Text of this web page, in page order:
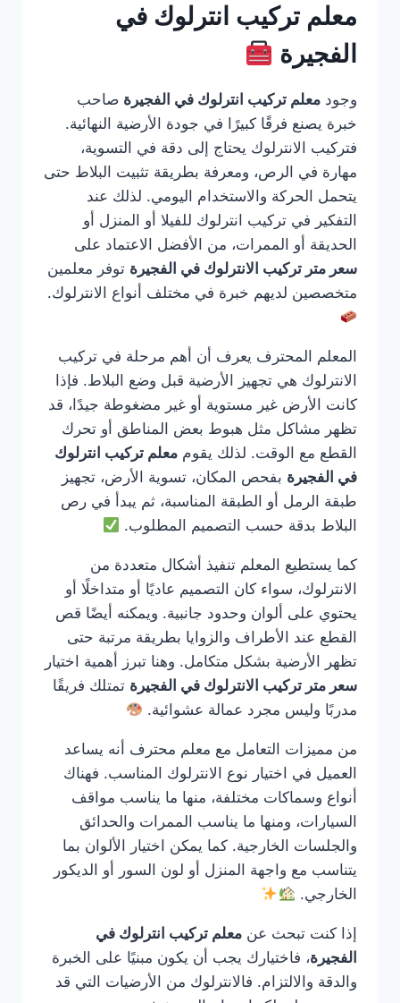
معلم تركيب انترلوك في
الفجيرة
وجود معلم تركيب انترلوك في الفجيرة صاحب
خبرة يصنع فرقًا كبيرًا في جودة الأرضية النهائية.
فتركيب الانترلوك يحتاج إلى دقة في التسوية،
مهارة في الرص، ومعرفة بطريقة تثبيت البلاط حتى
يتحمل الحركة والاستخدام اليومي. لذلك عند
التفكير في تركيب انترلوك للفيلا أو المنزل أو
الحديقة أو الممرات، من الأفضل الاعتماد على
سعر متر تركيب الانترلوك في الفجيرة توفر معلمين
متخصصين لديهم خبرة في مختلف أنواع الانترلوك.
المعلم المحترف يعرف أن أهم مرحلة في تركيب
الانترلوك هي تجهيز الأرضية قبل وضع البلاط. فإذا
كانت الأرض غير مستوية أو غير مضغوطة جيدًا، قد
تظهر مشاكل مثل هبوط بعض المناطق أو تحرك
القطع مع الوقت. لذلك يقوم معلم تركيب انترلوك
في الفجيرة بفحص المكان، تسوية الأرض، تجهيز
طبقة الرمل أو الطبقة المناسبة، ثم يبدأ في رص
البلاط بدقة حسب التصميم المطلوب.
كما يستطيع المعلم تنفيذ أشكال متعددة من
الانترلوك، سواء كان التصميم عاديًا أو متداخلًا أو
يحتوي على ألوان وحدود جانبية. ويمكنه أيضًا قص
القطع عند الأطراف والزوايا بطريقة مرتبة حتى
تظهر الأرضية بشكل متكامل. وهنا تبرز أهمية اختيار
سعر متر تركيب الانترلوك في الفجيرة تمتلك فريقًا
مدربًا وليس مجرد عمالة عشوائية.
من مميزات التعامل مع معلم محترف أنه يساعد
العميل في اختيار نوع الانترلوك المناسب. فهناك
أنواع وسماكات مختلفة، منها ما يناسب مواقف
السيارات، ومنها ما يناسب الممرات والحدائق
والجلسات الخارجية. كما يمكن اختيار الألوان بما
يتناسب مع واجهة المنزل أو لون السور أو الديكور
الخارجي.
إذا كنت تبحث عن معلم تركيب انترلوك في
الفجيرة، فاختيارك يجب أن يكون مبنيًا على الخبرة
والدقة والالتزام. فالانترلوك من الأرضيات التي قد